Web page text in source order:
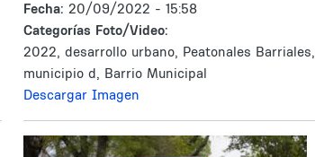
Fecha: 20/09/2022 - 15:58
Categorías Foto/Video:
2022, desarrollo urbano, Peatonales Barriales,
municipio d, Barrio Municipal
Descargar Imagen